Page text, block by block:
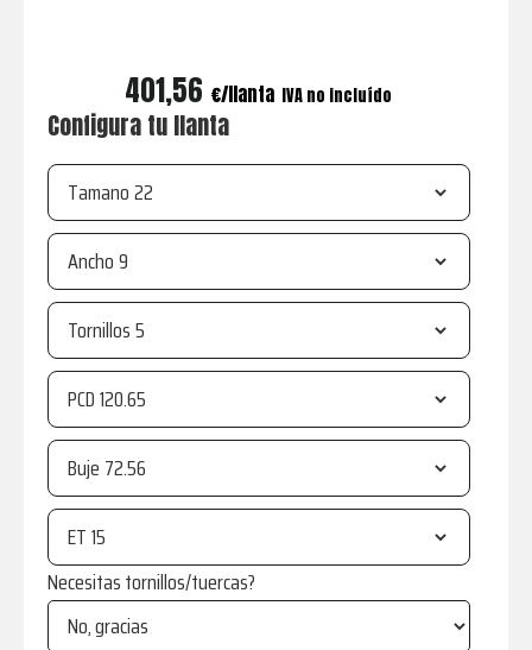
401,56 € IVA no incluído
Configura tu llanta
Tamano
Ancho
Tornillos
PCD
Buje
ET
Necesitas tornillos/tuercas?